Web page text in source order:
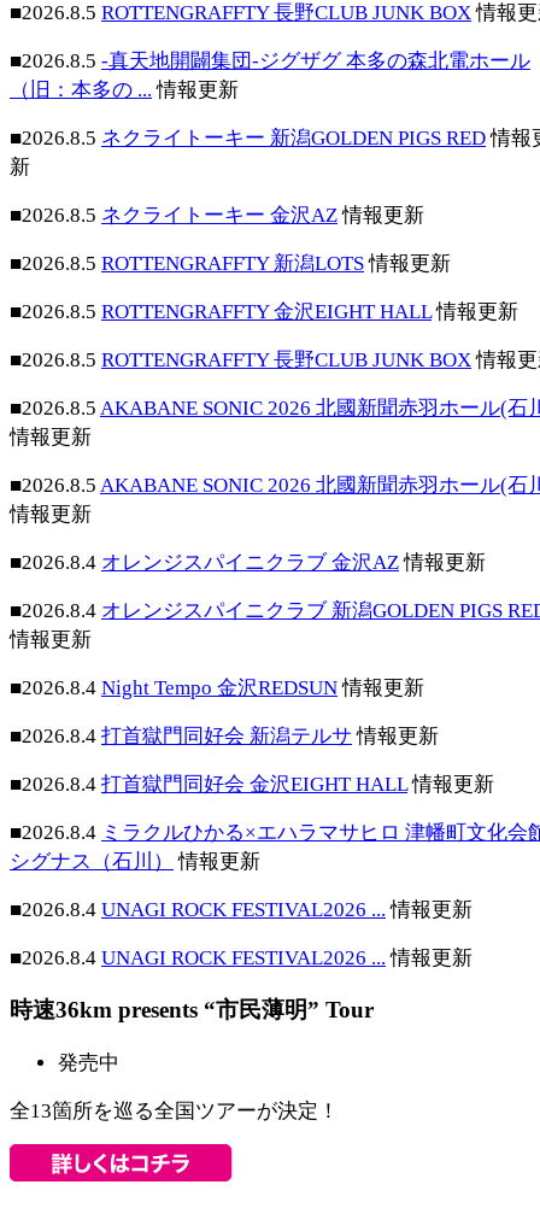
■2026.8.5 ROTTENGRAFFTY 長野CLUB JUNK BOX情報
■2026.8.5 -真天地開闢集団-ジグザグ 本多の森北電ホール
（旧：本多の ... 情報更新
■2026.8.5 ネクライトーキー 新潟GOLDEN PIGS RED情報
新
■2026.8.5 ネクライトーキー 金沢AZ情報更新
■2026.8.5 ROTTENGRAFFTY 新潟LOTS情報更新
■2026.8.5 ROTTENGRAFFTY 金沢EIGHT HALL情報更新
■2026.8.5 ROTTENGRAFFTY 長野CLUB JUNK BOX情報
■2026.8.5 AKABANE SONIC 2026 北國新聞赤羽ホール(石
情報更新
■2026.8.5 AKABANE SONIC 2026 北國新聞赤羽ホール(石
情報更新
■2026.8.4 オレンジスパイニクラブ 金沢AZ情報更新
■2026.8.4 オレンジスパイニクラブ 新潟GOLDEN PIGS
情報更新
■2026.8.4 Night Tempo 金沢REDSUN情報更新
■2026.8.4 打首獄門同好会 新潟テルサ 情報更新
■2026.8.4 打首獄門同好会 金沢EIGHT HALL情報更新
■2026.8.4 ミラクルひかる×エハラマサヒロ 津幡町文化会
シグナス（石川）
情報更新
■2026.8.4 UNAGI ROCK FESTIVAL2026 ... 情報更新
■2026.8.4 UNAGI ROCK FESTIVAL2026 ... 情報更新
時速36km presents “市民薄明” Tour
発売中
全13箇所を巡る全国ツアーが決定！